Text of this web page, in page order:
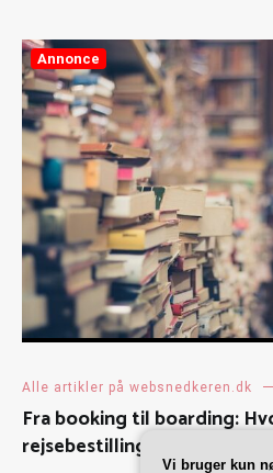
Annonce
Alle artikler på websnedkeren.dk
Fra booking til boarding:
rejsebestilling har ændret
Vi bruger kun